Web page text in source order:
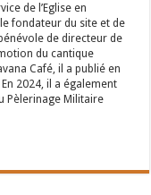
de l’Eglise en
fondateur du site et de
de directeur de
du cantique
Café, il a publié en
2024, il a également
Pèlerinage Militaire